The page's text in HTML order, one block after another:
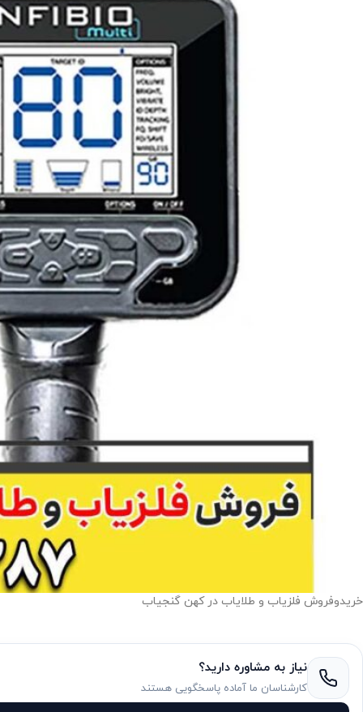
خریدوفروش فلزیاب و طلایاب در کهن گنجیاب
نیاز به مشاوره دارید؟
کارشناسان ما آماده پاسخگویی هستند